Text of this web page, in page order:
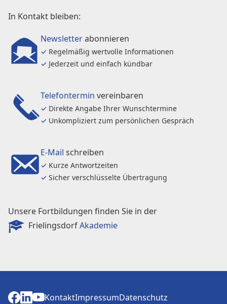
Kontakt
In Kontakt bleiben:
Newsletterabonnieren
✓ Regelmäßig wertvolle Informationen
✓ Jederzeit und einfach kündbar
Telefontermin vereinbaren
✓ Direkte Angabe Ihrer Wunschtermine
✓ Unkompliziert zum persönlichen Gespräch
E-Mail schreiben
✓ Kurze Antwortzeiten
✓ Sicher verschlüsselte Übertragung
Unsere Fortbildungen finden Sie in der
FrielingsdorfAkademie
KontaktImpressumDatenschutz